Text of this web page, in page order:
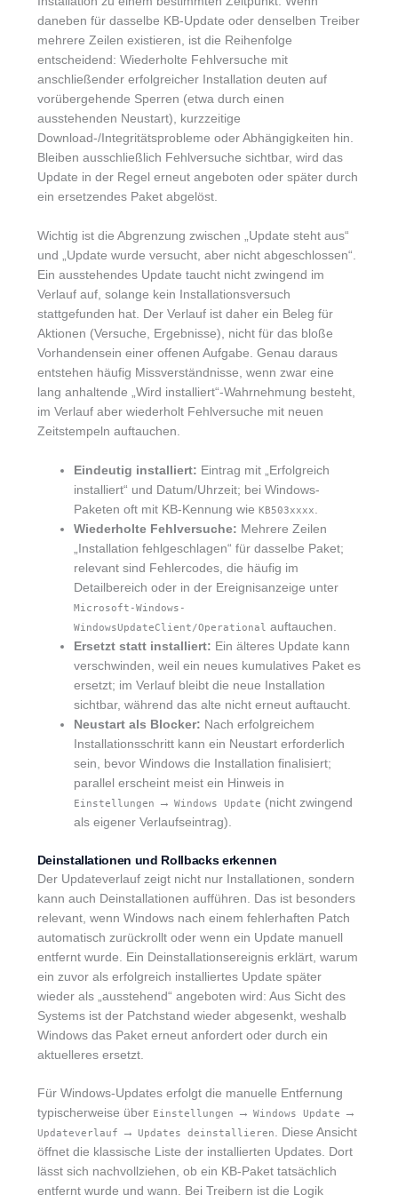
daneben für dasselbe KB-Update oder denselben Treiber
mehrere Zeilen existieren, ist die Reihenfolge
entscheidend: Wiederholte Fehlversuche mit
anschließender erfolgreicher Installation deuten auf
vorübergehende Sperren (etwa durch einen
ausstehenden Neustart), kurzzeitige
Download-/Integritätsprobleme oder Abhängigkeiten hin.
Bleiben ausschließlich Fehlversuche sichtbar, wird das
Update in der Regel erneut angeboten oder später durch
ein ersetzendes Paket abgelöst.
Wichtig ist die Abgrenzung zwischen „Update steht aus“
und „Update wurde versucht, aber nicht abgeschlossen“.
Ein ausstehendes Update taucht nicht zwingend im
Verlauf auf, solange kein Installationsversuch
stattgefunden hat. Der Verlauf ist daher ein Beleg für
Aktionen (Versuche, Ergebnisse), nicht für das bloße
Vorhandensein einer offenen Aufgabe. Genau daraus
entstehen häufig Missverständnisse, wenn zwar eine
lang anhaltende „Wird installiert“-Wahrnehmung besteht,
im Verlauf aber wiederholt Fehlversuche mit neuen
Zeitstempeln auftauchen.
Eindeutig installiert: Eintrag mit „Erfolgreich
installiert“ und Datum/Uhrzeit; bei Windows-
Paketen oft mit KB-Kennung wie KB503xxxx.
Wiederholte Fehlversuche: Mehrere Zeilen
„Installation fehlgeschlagen“ für dasselbe Paket;
relevant sind Fehlercodes, die häufig im
Detailbereich oder in der Ereignisanzeige unter
Microsoft-Windows-
WindowsUpdateClient/Operational auftauchen.
Ersetzt statt installiert: Ein älteres Update kann
verschwinden, weil ein neues kumulatives Paket es
ersetzt; im Verlauf bleibt die neue Installation
sichtbar, während das alte nicht erneut auftaucht.
Neustart als Blocker: Nach erfolgreichem
Installationsschritt kann ein Neustart erforderlich
sein, bevor Windows die Installation finalisiert;
parallel erscheint meist ein Hinweis in
Einstellungen → Windows Update (nicht zwingend
als eigener Verlaufseintrag).
Deinstallationen und Rollbacks erkennen
Der Updateverlauf zeigt nicht nur Installationen, sondern
kann auch Deinstallationen aufführen. Das ist besonders
relevant, wenn Windows nach einem fehlerhaften Patch
automatisch zurückrollt oder wenn ein Update manuell
entfernt wurde. Ein Deinstallationsereignis erklärt, warum
ein zuvor als erfolgreich installiertes Update später
wieder als „ausstehend“ angeboten wird: Aus Sicht des
Systems ist der Patchstand wieder abgesenkt, weshalb
Windows das Paket erneut anfordert oder durch ein
aktuelleres ersetzt.
Für Windows-Updates erfolgt die manuelle Entfernung
typischerweise über Einstellungen → Windows Update →
Updateverlauf → Updates deinstallieren. Diese Ansicht
öffnet die klassische Liste der installierten Updates. Dort
lässt sich nachvollziehen, ob ein KB-Paket tatsächlich
entfernt wurde und wann. Bei Treibern ist die Logik